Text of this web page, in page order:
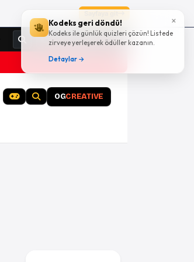
×
Kodeks geri döndü!
Kodeks ile günlük quizleri çözün! Listede
zirveye yerleşerek ödüller kazanın.
Detaylar →
Giriş Yap
OGCREATIVE